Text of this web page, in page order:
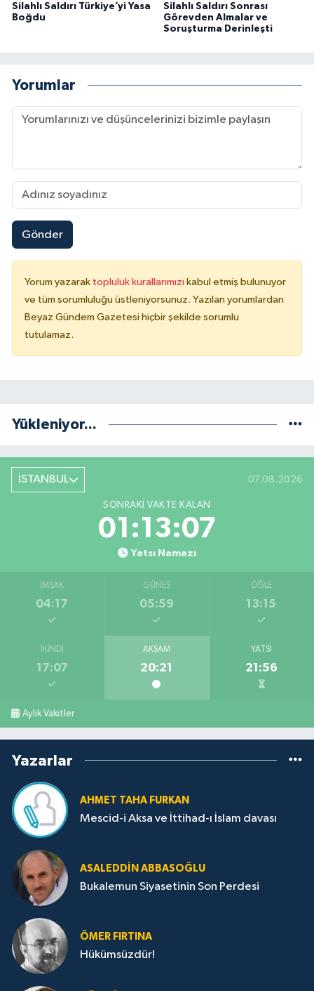
Silahlı Saldırı Türkiye’yi Yasa
Boğdu
Silahlı Saldırı Sonrası
Görevden Almalar ve
Soruşturma Derinleşti
Yorumlar
Gönder
Yorum yazarak topluluk kurallarımızı kabul etmiş bulunuyor
ve tüm sorumluluğu üstleniyorsunuz. Yazılan yorumlardan
Beyaz Gündem Gazetesi hiçbir şekilde sorumlu
tutulamaz.
Yükleniyor...
İSTANBUL 07.08.2026
SONRAKI VAKTE KALAN
01:13:06
Yatsı Namazı
İMSAK
04:17
GÜNEŞ
05:59
ÖĞLE
13:15
İKINDI
17:07
AKŞAM
20:21
YATSI
21:56
Aylık Vakitler
Yazarlar
AHMET TAHA FURKAN
Mescid-i Aksa ve İttihad-ı İslam davası
ASALEDDIN ABBASOĞLU
Bukalemun Siyasetinin Son Perdesi
ÖMER FIRTINA
Hükümsüzdür!